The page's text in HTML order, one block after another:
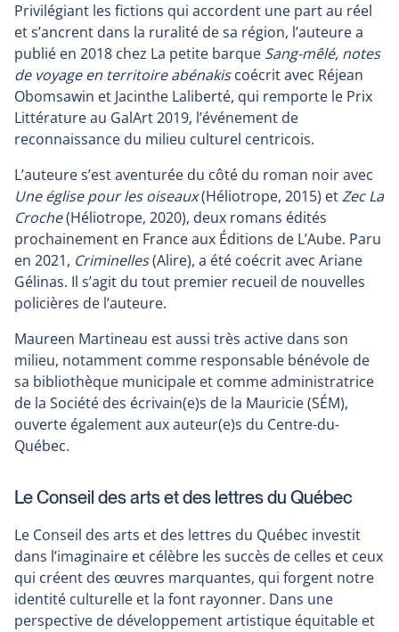
Privilégiant les fictions qui accordent une part au réel
et s’ancrent dans la ruralité de sa région, l’auteure a
publié en 2018 chez La petite barque Sang-mêlé, notes
de voyage en territoire abénakiscoécrit avec Réjean
Obomsawin et Jacinthe Laliberté, qui remporte le Prix
Littérature au GalArt 2019, l’événement de
reconnaissance du milieu culturel centricois.
L’auteure s’est aventurée du côté du roman noir avec
Une église pour les oiseaux(Héliotrope, 2015) etZec La
Croche(Héliotrope, 2020), deux romans édités
prochainement en France aux Éditions de L’Aube. Paru
en 2021, Criminelles(Alire), a été coécrit avec Ariane
Gélinas. Il s’agit du tout premier recueil de nouvelles
policières de l’auteure.
Maureen Martineau est aussi très active dans son
milieu, notamment comme responsable bénévole de
sa bibliothèque municipale et comme administratrice
de la Société des écrivain(e)s de la Mauricie (SÉM),
ouverte également aux auteur(e)s du Centre-du-
Québec.
Le Conseil des arts et des lettres du Québec
Le Conseil des arts et des lettres du Québec investit
dans l’imaginaire et célèbre les succès de celles et ceux
qui créent des œuvres marquantes, qui forgent notre
identité culturelle et la font rayonner. Dans une
perspective de développement artistique équitable et